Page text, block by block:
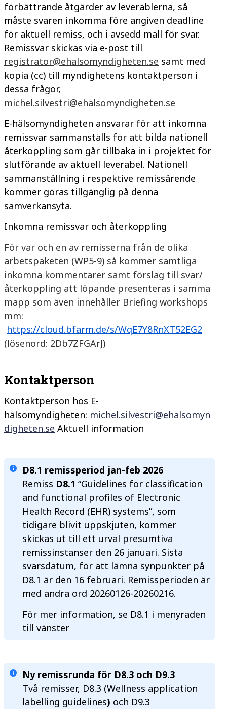
förbättrande åtgärder av leverablerna, så
måste svaren inkomma före angiven deadline
för aktuell remiss, och i avsedd mall för svar.
Remissvar skickas via e-post till
registrator@ehalsomyndigheten.se samt med
kopia (cc) till myndighetens kontaktperson i
dessa frågor,
michel.silvestri@ehalsomyndigheten.se
E-hälsomyndigheten ansvarar för att inkomna
remissvar sammanställs för att bilda nationell
återkoppling som går tillbaka in i projektet för
slutförande av aktuell leverabel. Nationell
sammanställning i respektive remissärende
kommer göras tillgänglig på denna
samverkansyta.
Inkomna remissvar och återkoppling
För var och en av remisserna från de olika
arbetspaketen (WP5-9) så kommer samtliga
inkomna kommentarer samt förslag till svar/
återkoppling att löpande presenteras i samma
mapp som även innehåller Briefing workshops
mm:
https://cloud.bfarm.de/s/WqE7Y8RnXT52EG2
(lösenord: 2Db7ZFGArJ)
Kontaktperson
Kontaktperson hos E-
hälsomyndigheten: michel.silvestri@ehalsomyn
digheten.se Aktuell information
D8.1 remissperiod jan-feb 2026
Remiss D8.1 “Guidelines for classification
and functional profiles of Electronic
Health Record (EHR) systems”, som
tidigare blivit uppskjuten, kommer
skickas ut till ett urval presumtiva
remissinstanser den 26 januari. Sista
svarsdatum, för att lämna synpunkter på
D8.1 är den 16 februari. Remissperioden är
med andra ord 20260126-20260216.
För mer information, se D8.1 i menyraden
till vänster
Ny remissrunda för D8.3 och D9.3
Två remisser, D8.3 (Wellness application
labelling guidelines) och D9.3